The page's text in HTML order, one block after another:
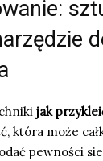
jak
która może
pewności